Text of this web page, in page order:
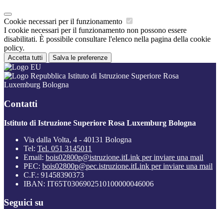
Cookie necessari per il funzionamento
I cookie necessari per il funzionamento non possono essere
disabilitati. È possibile consultare l'elenco nella pagina della cookie
policy.
Accetta tutti Salva le preferenze
Istituto di Istruzione Superiore Rosa
Luxemburg Bologna
Contatti
Istituto di Istruzione Superiore Rosa Luxemburg Bologna
Via dalla Volta, 4 - 40131 Bologna
Tel: Tel. 051 3145011
Email: bois02800p@istruzione.itLink per inviare una mail
PEC: bois02800p@pec.istruzione.itLink per inviare una mail
C.F.: 91458390373
IBAN: IT65T0306902510100000046006
Seguici su